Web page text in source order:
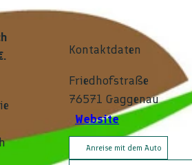
Kontaktdaten
Friedhofstraße
76571 Gaggenau
Website
Anreise mit dem Auto